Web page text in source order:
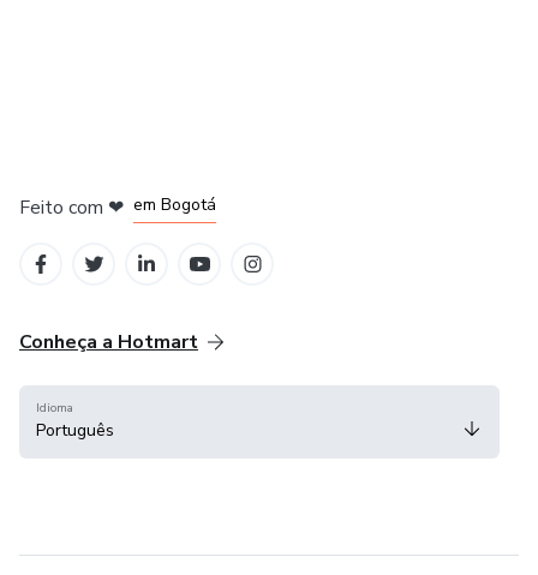
Feito com ❤ em Bogotá
Conheça a Hotmart
Idioma
Português